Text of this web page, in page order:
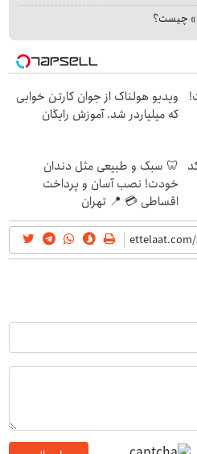
چیست؟
ویدیو هولناک از جوان کارتن خوابی
که میلیاردر شد. آموزش رایگان
🦷 سبک و طبیعی مثل دندان
خودت! نصب آسان و پرداخت
اقساطی 💳 📍 تهران